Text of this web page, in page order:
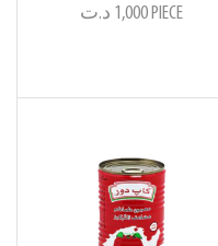
1,000 د.ت PIECE